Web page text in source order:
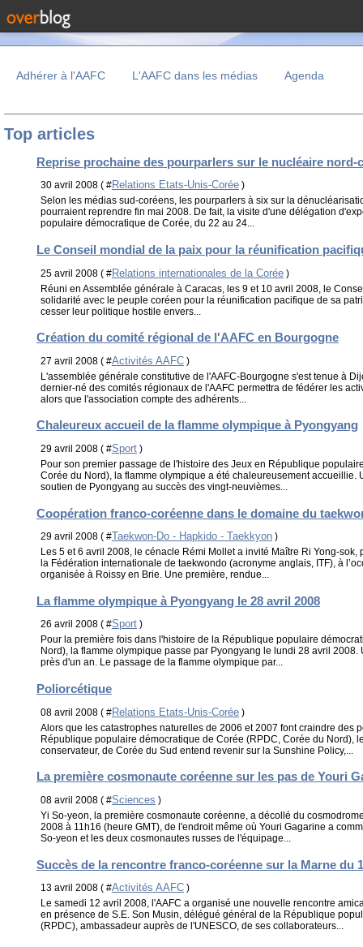
Adhérer à l'AAFC L'AAFC dans les médias Agenda
Top articles
Reprise prochaine des pourparlers sur le nucléaire nord-
30 avril 2008 ( #Relations Etats-Unis-Corée )
Selon les médias sud-coréens, les pourparlers à six sur la
pourraient reprendre fin mai 2008. De fait, la visite d'une délégation
populaire démocratique de Corée, du 22 au 24...
Le Conseil mondial de la paix pour la réunification
25 avril 2008 ( #Relations internationales de la Corée )
Réuni en Assemblée générale à Caracas, les 9 et 10 avril 2008, le
solidarité avec le peuple coréen pour la réunification pacifique de sa
cesser leur politique hostile envers...
Création du comité régional de l'AAFC en Bourgogne
27 avril 2008 ( #Activités AAFC )
L'assemblée générale constitutive de l'AAFC-Bourgogne s'est tenue à
dernier-né des comités régionaux de l'AAFC permettra de fédérer les
alors que l'association compte des adhérents...
Chaleureux accueil de la flamme olympique à Pyongyang
29 avril 2008 ( #Sport )
Pour son premier passage de l'histoire des Jeux en République
Corée du Nord), la flamme olympique a été chaleureusement accueillie.
soutien de Pyongyang au succès des vingt-neuvièmes...
Coopération franco-coréenne dans le domaine du
29 avril 2008 ( #Taekwon-Do - Hapkido - Taekkyon )
Les 5 et 6 avril 2008, le cénacle Rémi Mollet a invité Maître Ri Yong-
la Fédération internationale de taekwondo (acronyme anglais, ITF), à
organisée à Roissy en Brie. Une première, rendue...
La flamme olympique à Pyongyang le 28 avril 2008
26 avril 2008 ( #Sport )
Pour la première fois dans l'histoire de la République populaire
Nord), la flamme olympique passe par Pyongyang le lundi 28 avril
près d'un an. Le passage de la flamme olympique par...
Poliorcétique
08 avril 2008 ( #Relations Etats-Unis-Corée )
Alors que les catastrophes naturelles de 2006 et 2007 font craindre des
République populaire démocratique de Corée (RPDC, Corée du Nord),
conservateur, de Corée du Sud entend revenir sur la Sunshine Policy,...
La première cosmonaute coréenne sur les pas de Youri
08 avril 2008 ( #Sciences )
Yi So-yeon, la première cosmonaute coréenne, a décollé du
2008 à 11h16 (heure GMT), de l'endroit même où Youri Gagarine a
So-yeon et les deux cosmonautes russes de l'équipage...
Succès de la rencontre franco-coréenne sur la Marne du
13 avril 2008 ( #Activités AAFC )
Le samedi 12 avril 2008, l'AAFC a organisé une nouvelle rencontre
en présence de S.E. Son Musin, délégué général de la République
(RPDC), ambassadeur auprès de l'UNESCO, de ses collaborateurs...